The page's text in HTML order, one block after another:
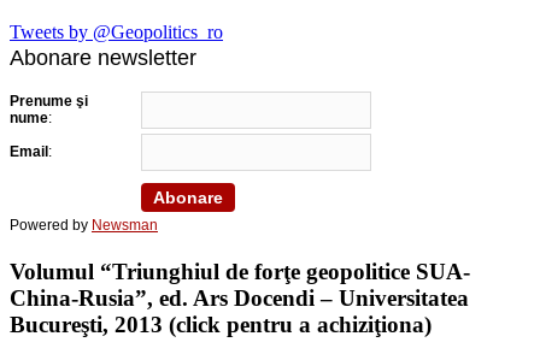
Tweets by @Geopolitics_ro
Abonare newsletter
Prenume şi
nume:
Email :
Powered by Newsman
Volumul “Triunghiul de forţe geopolitice SUA-
China-Rusia”, ed. Ars Docendi – Universitatea
Bucureşti, 2013 (click pentru a achiziţiona)